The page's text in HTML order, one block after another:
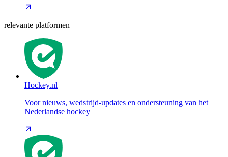
relevante platformen
Hockey.nl
Voor nieuws, wedstrijd-updates en ondersteuning van het
Nederlandse hockey